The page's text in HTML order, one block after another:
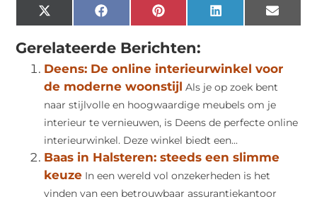
X
(Twitter)
FacebookPinterestLinkedInEmail
Gerelateerde Berichten:
Deens: De online interieurwinkel voor
de moderne woonstijl Als je op zoek bent
naar stijlvolle en hoogwaardige meubels om je
interieur te vernieuwen, is Deens de perfecte online
interieurwinkel. Deze winkel biedt een...
Baas in Halsteren: steeds een slimme
keuze In een wereld vol onzekerheden is het
vinden van een betrouwbaar assurantiekantoor